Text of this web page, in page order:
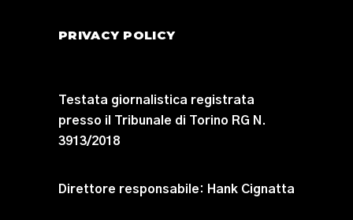
PRIVACY POLICY
Testata giornalistica registrata
presso il Tribunale di Torino RG N.
3913/2018
Direttore responsabile: Hank Cignatta